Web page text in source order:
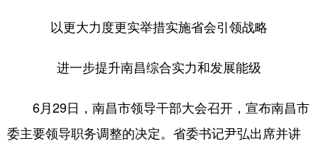
视频 图片
法律 中央文件 金融 汽车
食品 人居 信息化 数字经济
以更大力度更实举措实施省会引领战略
进一步提升南昌综合实力和发展能级
6月29日，南昌市领导干部大会召开，宣布南昌市
委主要领导职务调整的决定。省委书记尹弘出席并讲